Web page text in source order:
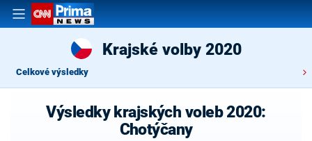
Krajské volby 2020
Celkové výsledky
Výsledky krajských voleb 2020:
Chotýčany